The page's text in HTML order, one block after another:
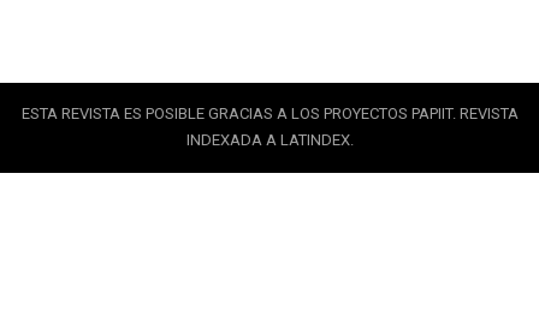
ESTA REVISTA ES POSIBLE GRACIAS A LOS PROYECTOS PAPIIT. REVISTA
INDEXADA A LATINDEX.